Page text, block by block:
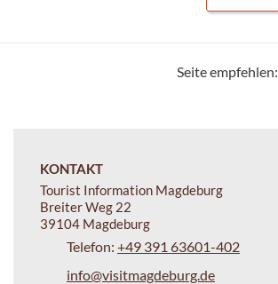
Seite empfehlen:
KONTAKT
Tourist Information Magdeburg
Breiter Weg 22
39104 Magdeburg
Telefon: +49 391 63601-402
info@visitmagdeburg.de